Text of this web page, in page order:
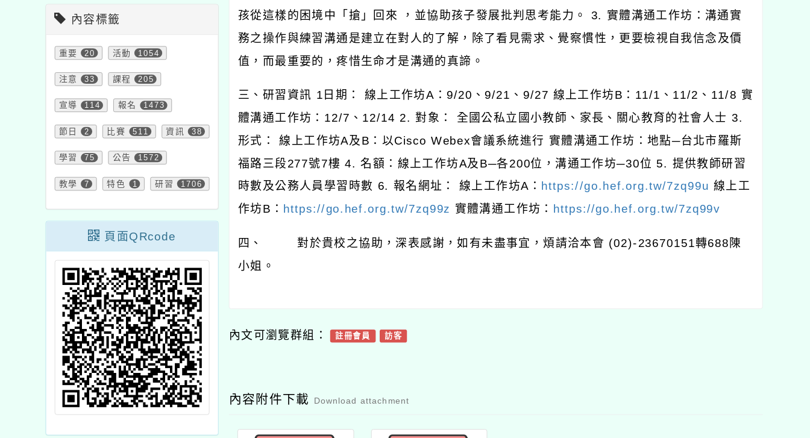
內容標籤
重要 20 活動 1054
注意 33 課程 205
宣導 114 報名 1473
節日 2 比賽 511 資訊 38
學習 75 公告 1572
教學 7 特色 1 研習 1706
頁面QRcode
孩從這樣的困境中「搶」回來
，並協助孩子發展批判思考能力。 3. 實體溝通工作坊：溝通實
務之操作與練習溝通是建立在對人的了解，除了看見需求、覺察慣性，更要檢視自我信念及價
值，而最重要的，疼惜生命才是溝通的真諦。
三、研習資訊 1 日期： 線上工作坊A ： 9/20 、 9/21 、 9/27 線上工作坊B ： 11/1 、 11/2 、 11/8 實
體溝通工作坊： 12/7 、 12/14 2.對象： 全國公私立國小教師、家長、關心教育的社會人士 3.
形式：
線上工作坊A及B ：以Cisco Webex會議系統進行 實體溝通工作坊：地點─台北市羅斯
福路三段277號7樓 4.名額：線上工作坊A及B─各200位，溝通工作坊─30位 5. 提供教師研習
時數及公務人員學習時數 6. 報名網址： 線上工作坊A ： https://go.hef.org.tw/7zq99u 線上工
作坊B ： https://go.hef.org.tw/7zq99z 實體溝通工作坊： https://go.hef.org.tw/7zq99v
四、 對於貴校之協助，深表感謝，如有未盡事宜，煩請洽本會 (02)-23670151轉688 陳
小姐。
內文可瀏覽群組： 註冊會員 訪客
內容附件下載 Download attachment